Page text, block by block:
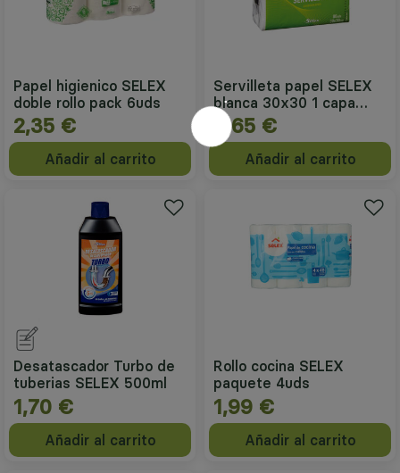
Papel higienico SELEX
doble rollo pack 6uds
2,35 €
Añadir al carrito
Servilleta papel SELEX
blanca 30x30 1 capa
paquete 80 uds
0,65 €
Añadir al carrito
Desatascador Turbo de
tuberias SELEX 500ml
1,70 €
Añadir al carrito
Rollo cocina SELEX
paquete 4uds
1,99 €
Añadir al carrito